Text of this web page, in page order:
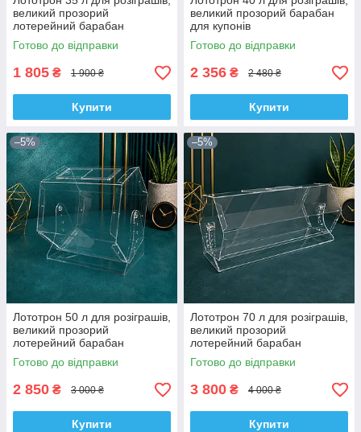
великий прозорий
лотерейний барабан
Готово до відправки
1 805 ₴ 1 900 ₴
Купити
великий прозорий барабан
для купонів
Готово до відправки
2 356 ₴ 2 480 ₴
Купити
–5%
Лототрон 50 л для розіграшів,
великий прозорий
лотерейний барабан
Готово до відправки
2 850 ₴ 3 000 ₴
Купити
–5%
Лототрон 70 л для розіграшів,
великий прозорий
лотерейний барабан
Готово до відправки
3 800 ₴ 4 000 ₴
Купити